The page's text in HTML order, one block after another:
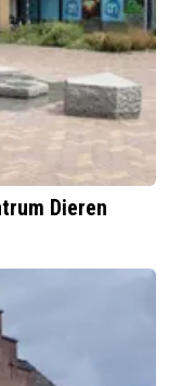
Dieren